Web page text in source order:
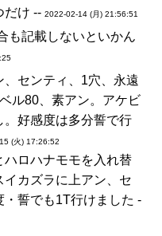
だけ -- 2022-02-14 (月) 21:56:51
も記載しないといかん
、センティ、1穴、永遠
ル80、素アン。アケビ
。好感度は多分誓で行
(火) 17:26:52
ハロハナモモを入れ替
イカズラに上アン、セ
・誓でも1T行けました -